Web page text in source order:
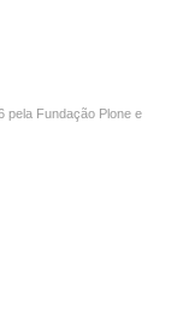
pela Fundação Plone e